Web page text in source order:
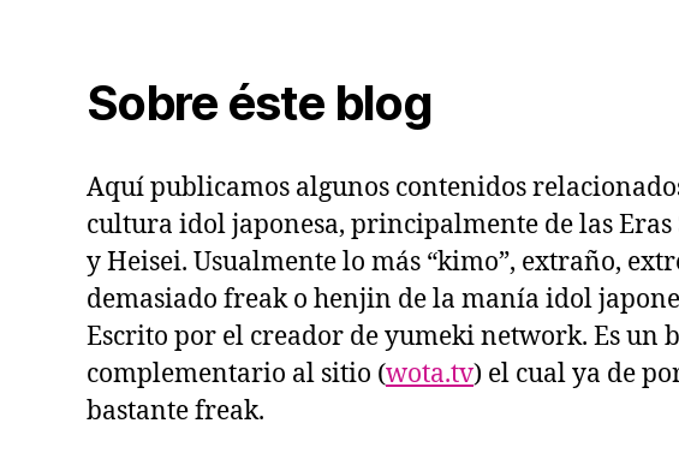
Sobre éste blog
Aquí publicamos algunos contenidos
cultura idol japonesa, principalmente de las Eras
y Heisei. Usualmente lo más “kimo”, extraño,
demasiado freak o henjin de la manía idol
Escrito por el creador de yumeki network. Es un
complementario al sitio (wota.tv) el cual ya de
bastante freak.